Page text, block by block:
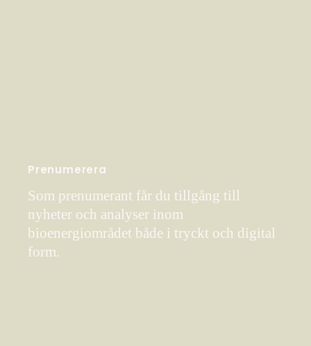
Prenumerera
Som prenumerant får du tillgång till
nyheter och analyser inom
bioenergiområdet både i tryckt och digital
form.